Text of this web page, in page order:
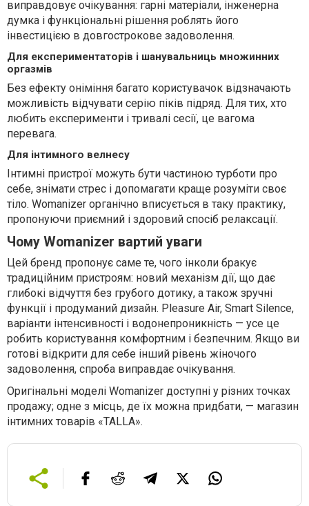
виправдовує очікування: гарні матеріали, інженерна
думка і функціональні рішення роблять його
інвестицією в довгострокове задоволення.
Для експериментаторів і шанувальниць множинних
оргазмів
Без ефекту оніміння багато користувачок відзначають
можливість відчувати серію піків підряд. Для тих, хто
любить експерименти і тривалі сесії, це вагома
перевага.
Для інтимного велнесу
Інтимні пристрої можуть бути частиною турботи про
себе, знімати стрес і допомагати краще розуміти своє
тіло. Womanizer органічно вписується в таку практику,
пропонуючи приємний і здоровий спосіб релаксації.
Чому Womanizer вартий уваги
Цей бренд пропонує саме те, чого інколи бракує
традиційним пристроям: новий механізм дії, що дає
глибокі відчуття без грубого дотику, а також зручні
функції і продуманий дизайн. Pleasure Air, Smart Silence,
варіанти інтенсивності і водонепроникність — усе це
робить користування комфортним і безпечним. Якщо ви
готові відкрити для себе інший рівень жіночого
задоволення, спроба виправдає очікування.
Оригінальні моделі Womanizer доступні у різних точках
продажу; одне з місць, де їх можна придбати, — магазин
інтимних товарів «TALLA».